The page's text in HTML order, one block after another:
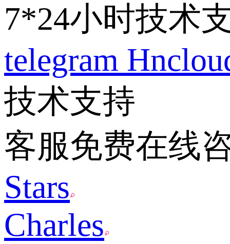
7*24小时技术
telegram
技术支持
客服免费在线
Stars
Charles